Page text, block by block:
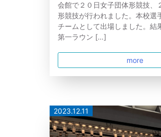
会館で２０日女子団体形競技、
形競技が行われました。本校選
チームとして出場しました。結
第一ラウン […]
more
2023.12.11